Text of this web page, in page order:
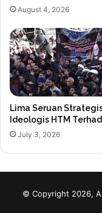
August 4, 2026
Lima Seruan
Ideologis HTM
July 3, 2026
© Copyright 2026,